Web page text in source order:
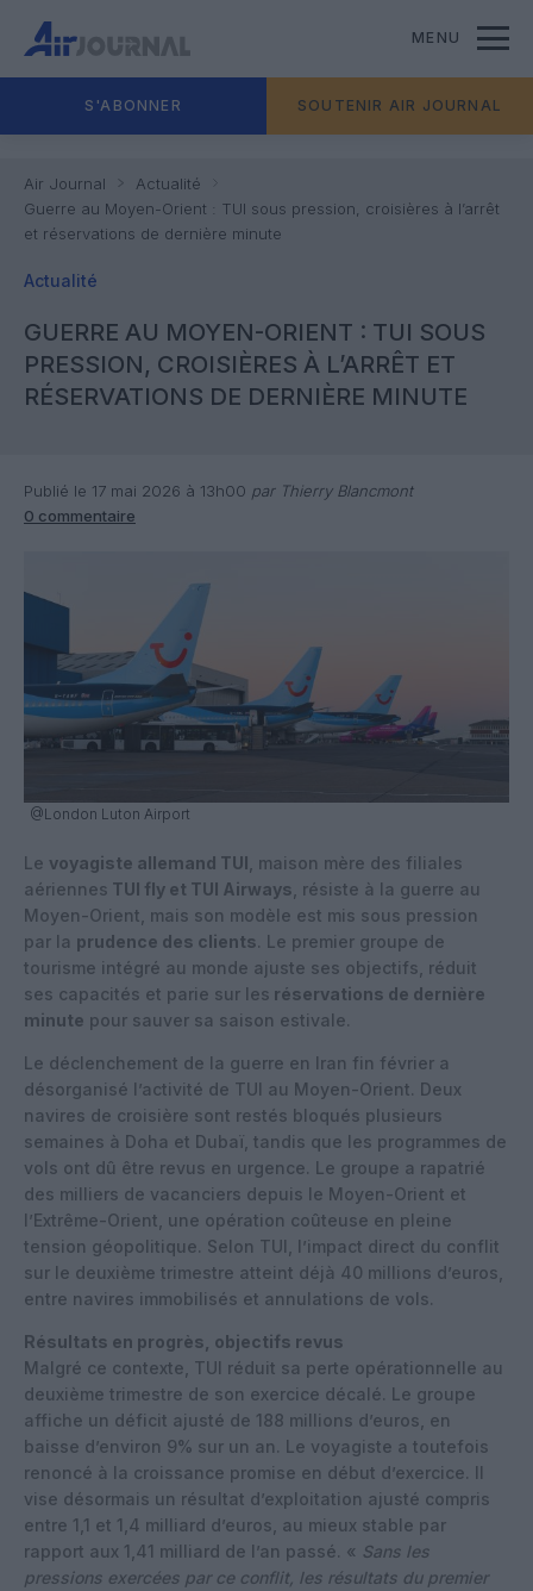
MENU
S'ABONNER SOUTENIR AIR JOURNAL
Air Journal
Actualité
Guerre au Moyen-Orient : TUI sous pression, croisières à l’arrêt
et réservations de dernière minute
Actualité
GUERRE AU MOYEN-ORIENT : TUI SOUS
PRESSION, CROISIÈRES À L’ARRÊT ET
RÉSERVATIONS DE DERNIÈRE MINUTE
Publié le 17 mai 2026 à 13h00 par Thierry Blancmont
0 commentaire
@London Luton Airport
Le voyagiste allemand TUI , maison mère des filiales
aériennes TUI fly et TUI Airways , résiste à la guerre au
Moyen-Orient, mais son modèle est mis sous pression
par la prudence des clients. Le premier groupe de
tourisme intégré au monde ajuste ses objectifs, réduit
ses capacités et parie sur les réservations de dernière
minute pour sauver sa saison estivale.
Le déclenchement de la guerre en Iran fin février a
désorganisé l’activité de TUI au Moyen-Orient. Deux
navires de croisière sont restés bloqués plusieurs
semaines à Doha et Dubaï, tandis que les programmes de
vols ont dû être revus en urgence. Le groupe a rapatrié
des milliers de vacanciers depuis le Moyen-Orient et
l’Extrême-Orient, une opération coûteuse en pleine
tension géopolitique. Selon TUI, l’impact direct du conflit
sur le deuxième trimestre atteint déjà 40 millions d’euros,
entre navires immobilisés et annulations de vols.
Résultats en progrès, objectifs revus
Malgré ce contexte, TUI réduit sa perte opérationnelle au
deuxième trimestre de son exercice décalé. Le groupe
affiche un déficit ajusté de 188 millions d’euros, en
baisse d’environ 9% sur un an. Le voyagiste a toutefois
renoncé à la croissance promise en début d’exercice. Il
vise désormais un résultat d’exploitation ajusté compris
entre 1,1 et 1,4 milliard d’euros, au mieux stable par
rapport aux 1,41 milliard de l’an passé. « Sans les
pressions exercées par ce conflit, les résultats du premier